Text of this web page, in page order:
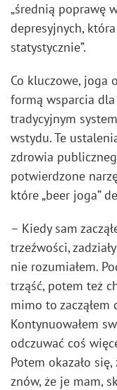
„średnią poprawę
depresyjnych,
statystycznie”.
Co kluczowe, joga
formą wsparcia
tradycyjnym
wstydu. Te
zdrowia
potwierdzone
które „beer joga”
– Kiedy sam
trzeźwości,
nie rozumiałem.
trząść, potem też
mimo to zacząłem
Kontynuowałem
odczuwać coś
Potem okazało się,
znów, że je mam,